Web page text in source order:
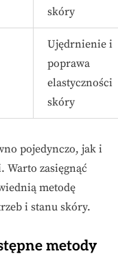
skóry
Ujędrnienie i
poprawa
elastyczności
skóry
pojedynczo, jak i
Warto zasięgnąć
metodę
i stanu skóry.
metody